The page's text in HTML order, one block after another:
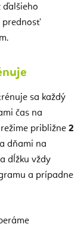
ďalšieho
prednosť
sa každý
čas na
približne 2
dňami na
dĺžku vždy
a prípadne